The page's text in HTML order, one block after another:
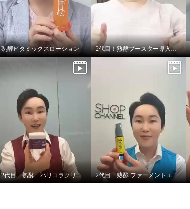
熟酵ビタミックスローション 2代目！熟酵ブースター導入美容液
2代目 熟酵 ハリコラクリーム 2代目 熟酵 ファーメントエッセンスVC100